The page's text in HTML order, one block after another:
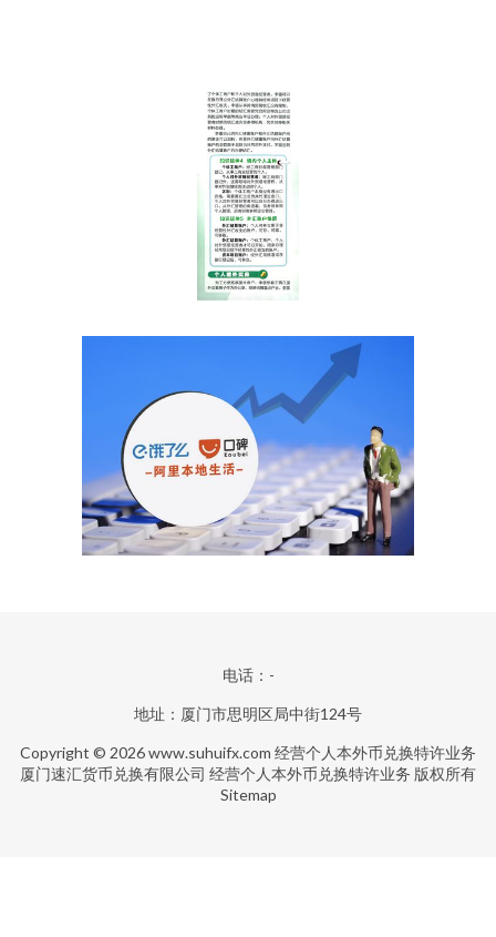
电话：-
地址：厦门市思明区局中街124号
Copyright © 2026www.suhuifx.com 经营个人本外币兑换特许业务
厦门速汇货币兑换有限公司 经营个人本外币兑换特许业务 版权所有
Sitemap